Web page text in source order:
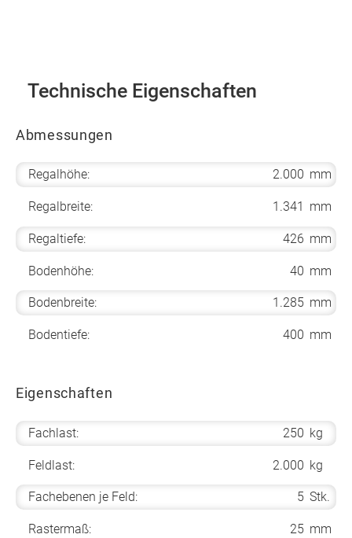
Technische Eigenschaften
Abmessungen
Regalhöhe: 2.000 mm
Regalbreite: 1.341 mm
Regaltiefe: 426 mm
Bodenhöhe: 40 mm
Bodenbreite: 1.285 mm
Bodentiefe: 400 mm
Eigenschaften
Fachlast: 250 kg
Feldlast: 2.000 kg
Fachebenen je Feld: 5 Stk.
Rastermaß: 25 mm